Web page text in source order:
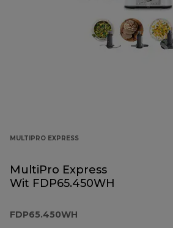
MULTIPRO EXPRESS
MultiPro Express
Wit FDP65.450WH
FDP65.450WH